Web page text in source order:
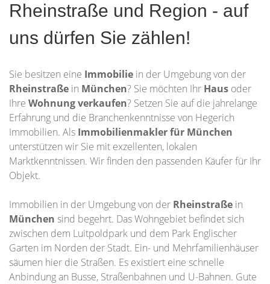
Rheinstraße und Region - auf
uns dürfen Sie zählen!
Sie besitzen eine Immobilie in der Umgebung von der
Rheinstraße in München? Sie möchten Ihr Haus oder
Ihre Wohnungverkaufen? Setzen Sie auf die jahrelange
Erfahrung und die Branchenkenntnisse von Hegerich
Immobilien. Als Immobilienmakler für München
unterstützen wir Sie mit exzellenten, lokalen
Marktkenntnissen. Wir finden den passenden Käufer für Ihr
Objekt.
Immobilien in der Umgebung von der Rheinstraße in
München sind begehrt. Das Wohngebiet befindet sich
zwischen dem Luitpoldpark und dem Park Englischer
Garten im Norden der Stadt. Ein- und Mehrfamilienhäuser
säumen hier die Straßen. Es existiert eine schnelle
Anbindung an Busse, Straßenbahnen und U-Bahnen. Gute